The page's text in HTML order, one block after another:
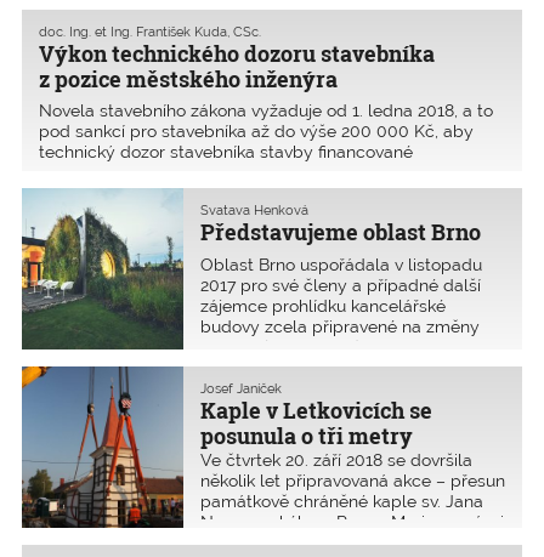
Výkon technického dozoru stavebníka
z pozice městského inženýra
doc. Ing. et Ing. František Kuda, CSc.
Novela stavebního zákona vyžaduje od 1. ledna 2018, a to
pod sankcí pro stavebníka až do výše 200 000 Kč, aby
technický dozor stavebníka stavby financované
stanoviska MMR ČR k výkonu činnosti TDS může TDS
a autorsk�
Představujeme oblast Brno
Svatava Henková
Oblast Brno uspořádala v listopadu
2017 pro své členy a případné další
zájemce prohlídku kancelářské
budovy zcela připravené na změny
klimatu (na obrázku) i moderního
centra vědy AdMaS. Výsledný dojem
z prohlídky a získané informace
dokazují, že se jedná o skvěle fungující
projekty.
Kaple v Letkovicích se
posunula o tři metry
Josef Janíček
Ve čtvrtek 20. září 2018 se dovršila
několik let připravovaná akce – přesun
památkově chráněné kaple sv. Jana
Nepomuckého a Panny Marie na návsi
v Ivančicích – Letkovicích z roku 1884